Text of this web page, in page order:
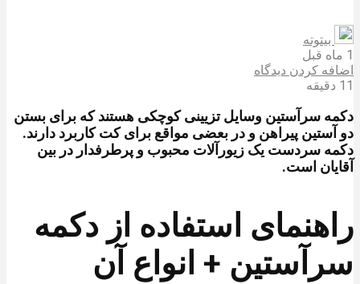
بیتوته
1 ماه قبل
اضافه کردن دیدگاه
11 دقیقه
دکمه سرآستین وسایل تزیینی کوچکی هستند که برای بستن
دو آستین پیراهن و در بعضی مواقع برای کت کاربرد دارند.
دکمه سردست یک زیورآلات محبوب و پرطرفدار در بین
آقایان است.
راهنمای استفاده از دکمه
سرآستین + انواع آن